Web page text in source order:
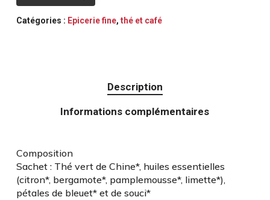
Catégories : Epicerie fine, thé et café
Description
Informations complémentaires
Composition
Sachet : Thé vert de Chine*, huiles essentielles
(citron*, bergamote*, pamplemousse*, limette*),
pétales de bleuet* et de souci*